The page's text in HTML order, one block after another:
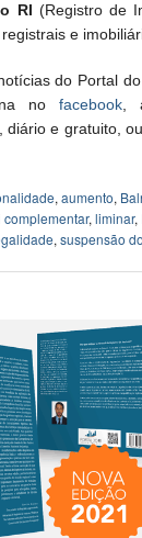
RI (Registro de
e
do Portal
no facebook,
, diário e gratuito, ou
, aumento,
complementar, liminar,
, suspensão